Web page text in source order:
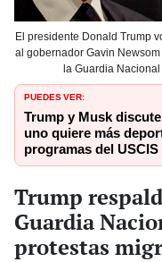
El presidente Donald Trump
al gobernador Gavin
la Guardia
PUEDES VER:
Trump y Musk
uno quiere más
programas del USCIS
Trump
Guardia
protestas